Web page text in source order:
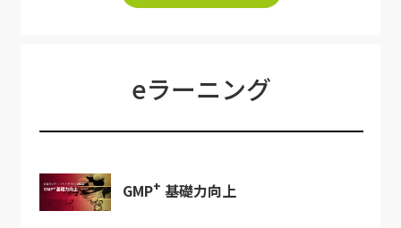
eラーニング
GMP+ 基礎力向上